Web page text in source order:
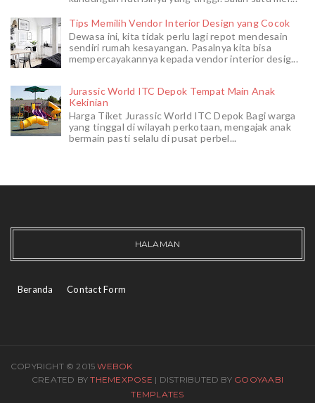
Tips Memilih Vendor Interior Design yang Cocok
Dewasa ini, kita tidak perlu lagi repot mendesain
sendiri rumah kesayangan. Pasalnya kita bisa
mempercayakannya kepada vendor interior desig...
Jurassic World ITC Depok Tempat Main Anak
Kekinian
Harga Tiket Jurassic World ITC Depok Bagi warga
yang tinggal di wilayah perkotaan, mengajak anak
bermain pasti selalu di pusat perbel...
HALAMAN
Beranda Contact Form
COPYRIGHT © 2015WEBOK
CREATED BYTHEMEXPOSE | DISTRIBUTED BY GOOYAABI
TEMPLATES